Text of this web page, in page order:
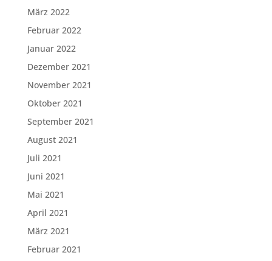
März 2022
Februar 2022
Januar 2022
Dezember 2021
November 2021
Oktober 2021
September 2021
August 2021
Juli 2021
Juni 2021
Mai 2021
April 2021
März 2021
Februar 2021